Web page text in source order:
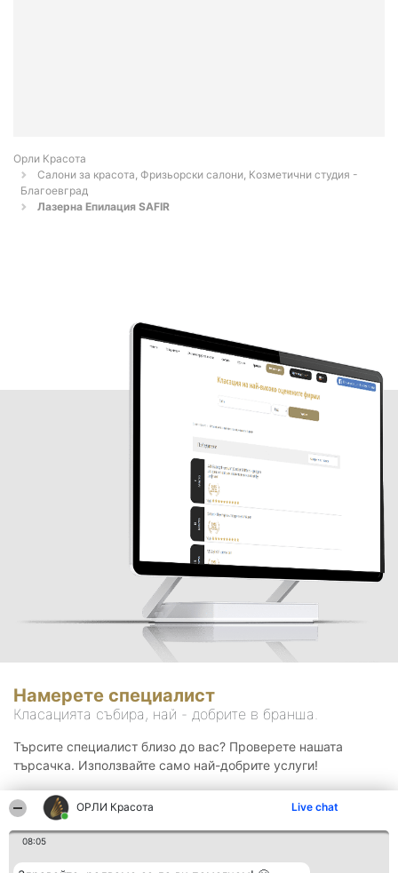
ОРЛИ Красота Live chat
08:05
Орли Красота
Салони за красота, Фризьорски салони, Козметични студия -
Благоевград
Лазерна Епилация SAFIR
Намерете специалист
Класацията събира, най - добрите в бранша.
Търсите специалист близо до вас? Проверете нашата
търсачка. Използвайте само най-добрите услуги!